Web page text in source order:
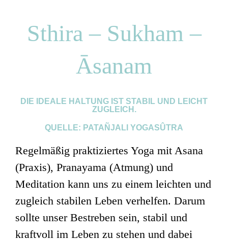
Sthira – Sukham –
Āsanam
DIE IDEALE HALTUNG IST STABIL UND LEICHT
ZUGLEICH.
QUELLE: PATAÑJALI YOGASÛTRA
Regelmäßig praktiziertes Yoga mit Asana
(Praxis), Pranayama (Atmung) und
Meditation kann uns zu einem leichten und
zugleich stabilen Leben verhelfen. Darum
sollte unser Bestreben sein, stabil und
kraftvoll im Leben zu stehen und dabei